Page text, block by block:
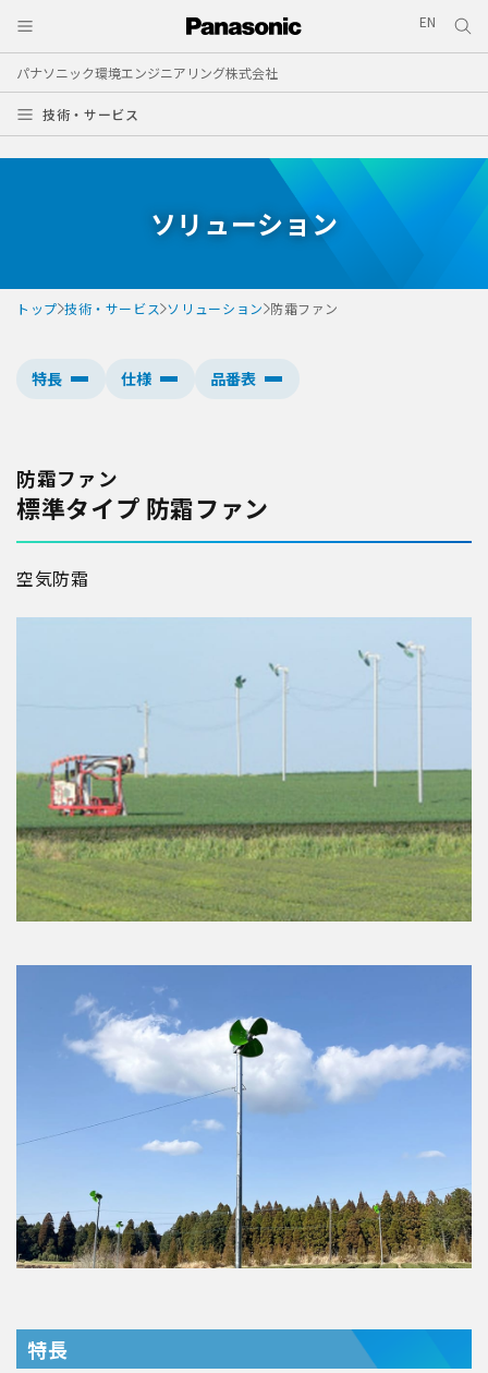
パナソニック環境エンジニアリング株式会社
EN
技術・サービス
ソリューション
トップ 技術・サービス ソリューション 防霜ファン
特長 仕様 品番表
防霜ファン
標準タイプ 防霜ファン
空気防霜
特長